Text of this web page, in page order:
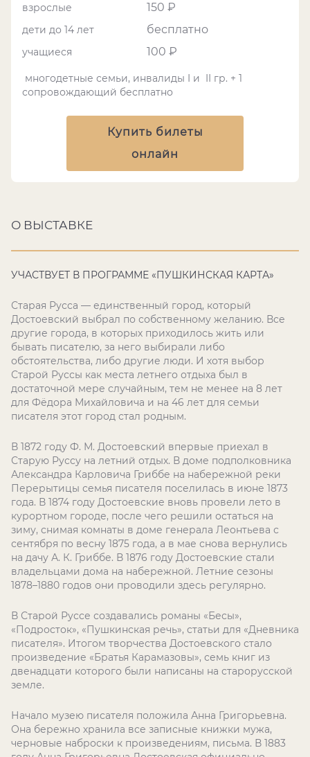
взрослые 150 ₽
дети до 14 лет бесплатно
учащиеся 100 ₽
многодетные семьи, инвалиды I и II гр. + 1
сопровождающий бесплатно
Купить билеты
онлайн
О ВЫСТАВКЕ
УЧАСТВУЕТ В ПРОГРАММЕ «ПУШКИНСКАЯ КАРТА»
Старая Русса — единственный город, который
Достоевский выбрал по собственному желанию. Все
другие города, в которых приходилось жить или
бывать писателю, за него выбирали либо
обстоятельства, либо другие люди. И хотя выбор
Старой Руссы как места летнего отдыха был в
достаточной мере случайным, тем не менее на 8 лет
для Фёдора Михайловича и на 46 лет для семьи
писателя этот город стал родным.
В 1872 году Ф. М. Достоевский впервые приехал в
Старую Руссу на летний отдых. В доме подполковника
Александра Карловича Гриббе на набережной реки
Перерытицы семья писателя поселилась в июне 1873
года. В 1874 году Достоевские вновь провели лето в
курортном городе, после чего решили остаться на
зиму, снимая комнаты в доме генерала Леонтьева с
сентября по весну 1875 года, а в мае снова вернулись
на дачу А. К. Гриббе. В 1876 году Достоевские стали
владельцами дома на набережной. Летние сезоны
1878–1880 годов они проводили здесь регулярно.
В Старой Руссе создавались романы «Бесы»,
«Подросток», «Пушкинская речь», статьи для «Дневника
писателя». Итогом творчества Достоевского стало
произведение «Братья Карамазовы», семь книг из
двенадцати которого были написаны на старорусской
земле.
Начало музею писателя положила Анна Григорьевна.
Она бережно хранила все записные книжки мужа,
черновые наброски к произведениям, письма. В 1883